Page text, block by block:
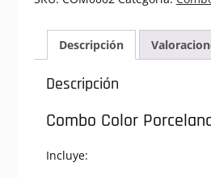
Descripción
Descripción
Combo Color
Incluye: